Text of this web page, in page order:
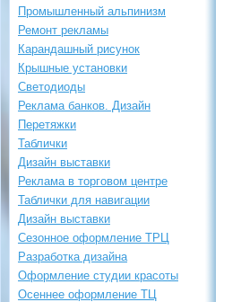
Промышленный альпинизм
Ремонт рекламы
Карандашный рисунок
Крышные установки
Светодиоды
Реклама банков. Дизайн
Перетяжки
Таблички
Дизайн выставки
Реклама в торговом центре
Таблички для навигации
Дизайн выставки
Сезонное оформление ТРЦ
Разработка дизайна
Оформление студии красоты
Осеннее оформление ТЦ